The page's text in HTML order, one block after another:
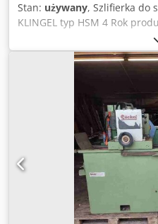
Stan: używany, Szlifierka do
KLINGEL typ HSM 4 Rok
stanowiskami roboczymi
100; 1x 150; 2x 200 mm
szlifierskiej: ok. 1400/2800
Zasilanie: 380 V, 50 Hz - 3x
wszystkie 3 stanowiska
dosuw za pomocą pokrętła
robocze (czwarte) ze stołem
dosuw za pomocą pokrętła
diamentowa Ø 100 mm
szt. tarcze korundowe
lewobieg na każdym
Układ chłodzenia w
miejsca D x S x W 1100 x